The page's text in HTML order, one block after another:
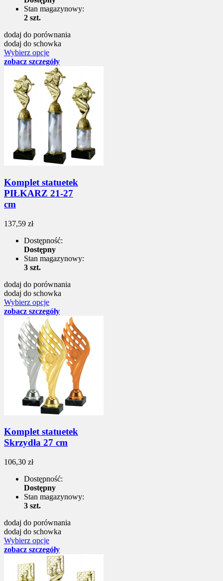
Stan magazynowy:
2 szt.
dodaj do porównania
dodaj do schowka
Wybierz opcje
zobacz szczegóły
Komplet statuetek
PIŁKARZ 21-27
cm
137,59 zł
Dostępność:
Dostępny
Stan magazynowy:
3 szt.
dodaj do porównania
dodaj do schowka
Wybierz opcje
zobacz szczegóły
Komplet statuetek
Skrzydła 27 cm
106,30 zł
Dostępność:
Dostępny
Stan magazynowy:
3 szt.
dodaj do porównania
dodaj do schowka
Wybierz opcje
zobacz szczegóły